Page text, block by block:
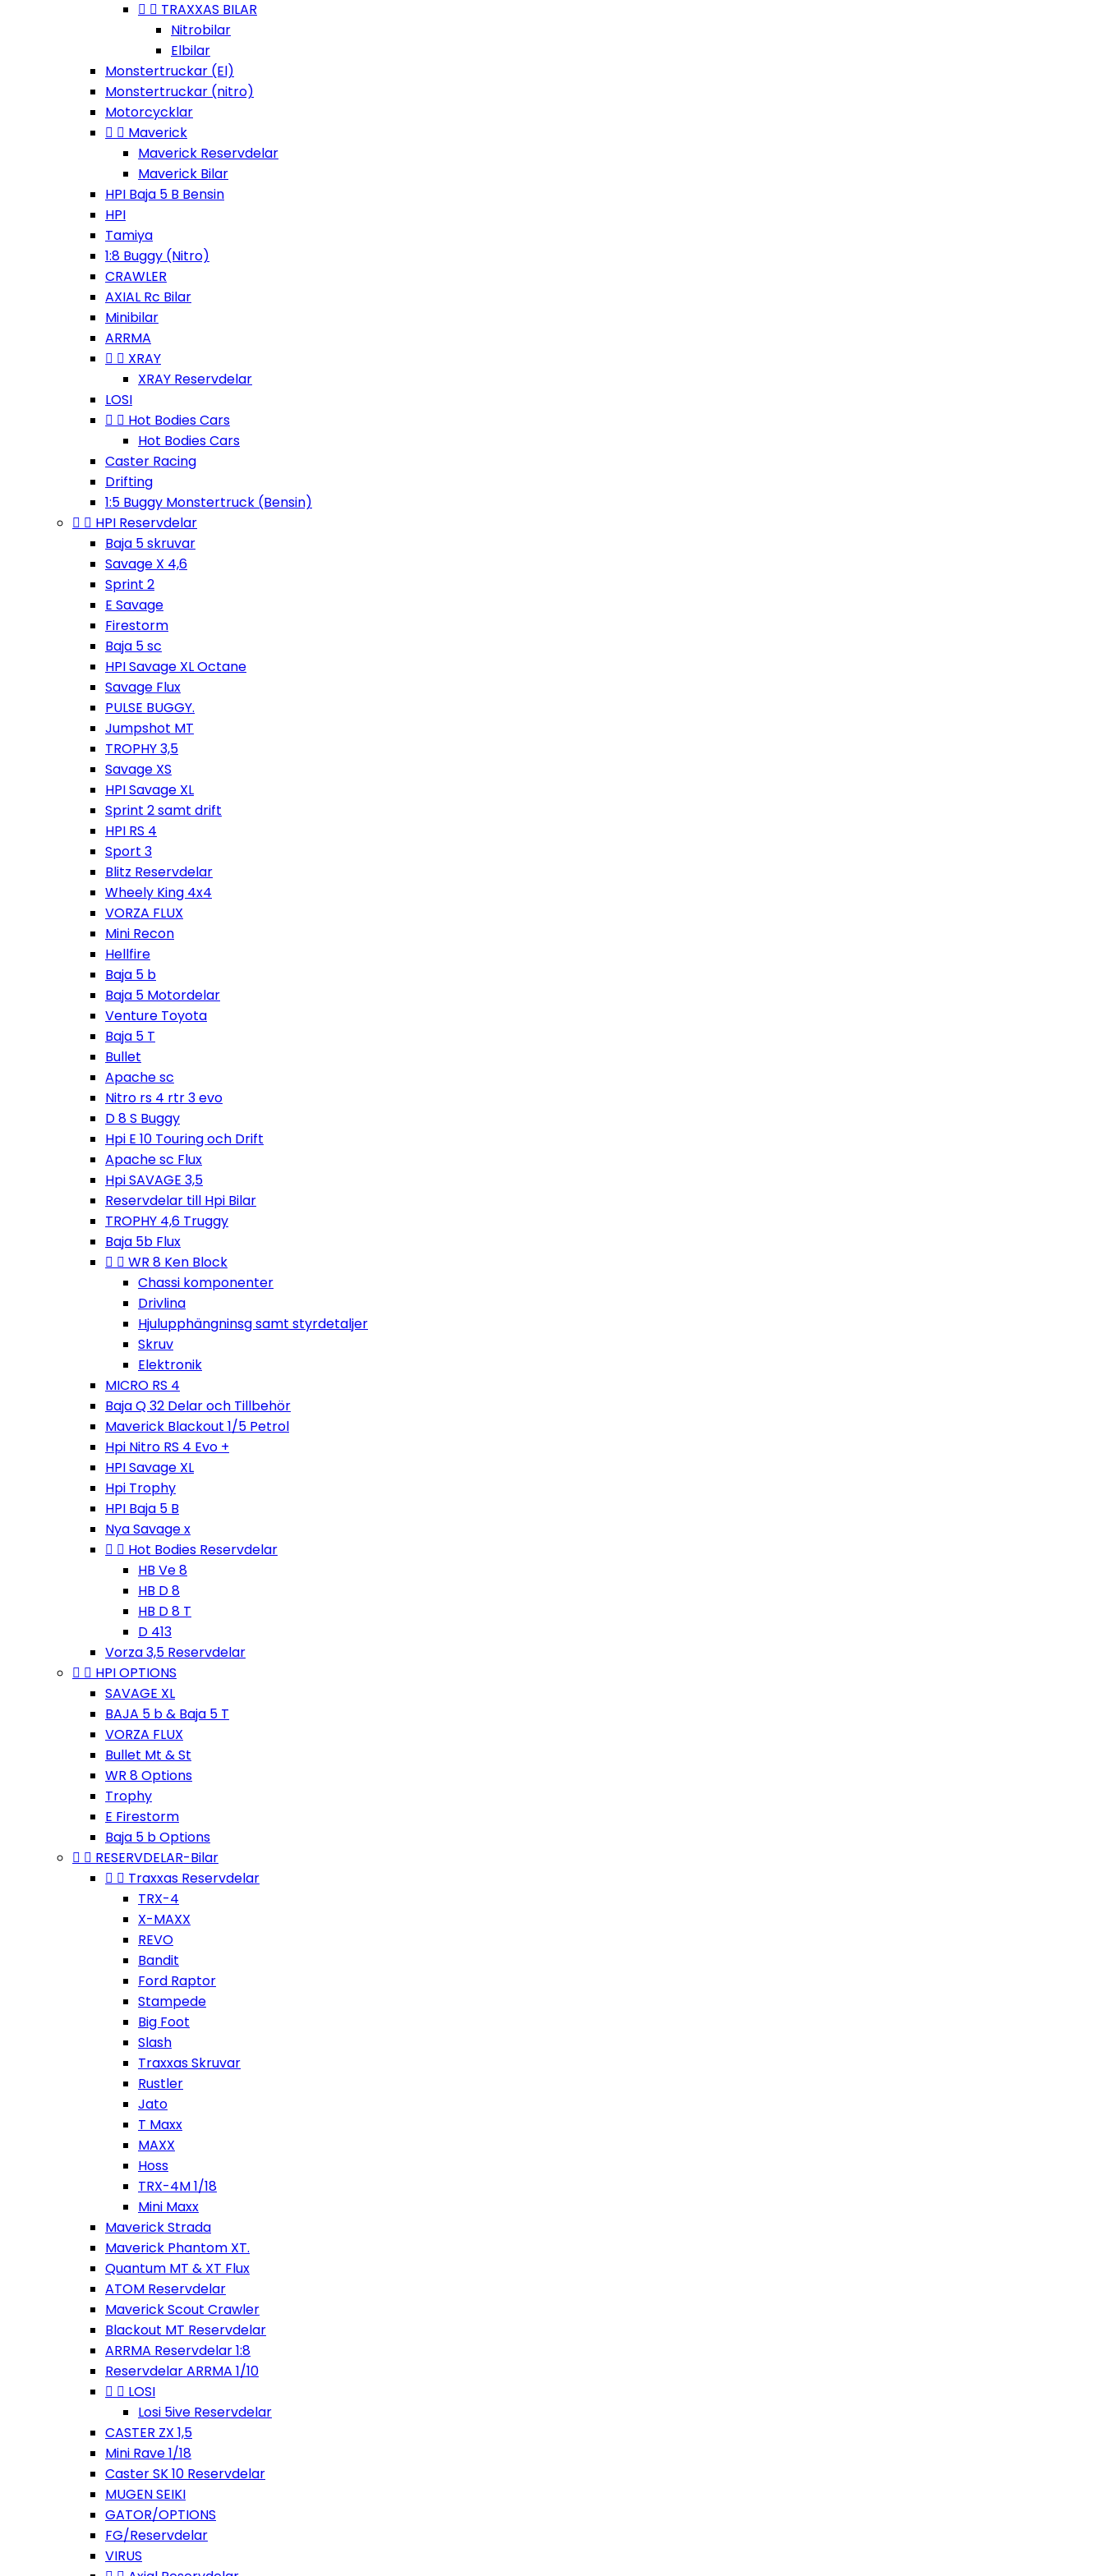
  TRAXXAS BILAR
Nitrobilar
Elbilar
Monstertruckar (El)
Monstertruckar (nitro)
Motorcycklar
  Maverick
Maverick Reservdelar
Maverick Bilar
HPI Baja 5 B Bensin
HPI
Tamiya
1:8 Buggy (Nitro)
CRAWLER
AXIAL Rc Bilar
Minibilar
ARRMA
  XRAY
XRAY Reservdelar
LOSI
  Hot Bodies Cars
Hot Bodies Cars
Caster Racing
Drifting
1:5 Buggy Monstertruck (Bensin)
  HPI Reservdelar
Baja 5 skruvar
Savage X 4,6
Sprint 2
E Savage
Firestorm
Baja 5 sc
HPI Savage XL Octane
Savage Flux
PULSE BUGGY.
Jumpshot MT
TROPHY 3,5
Savage XS
HPI Savage XL
Sprint 2 samt drift
HPI RS 4
Sport 3
Blitz Reservdelar
Wheely King 4x4
VORZA FLUX
Mini Recon
Hellfire
Baja 5 b
Baja 5 Motordelar
Venture Toyota
Baja 5 T
Bullet
Apache sc
Nitro rs 4 rtr 3 evo
D 8 S Buggy
Hpi E 10 Touring och Drift
Apache sc Flux
Hpi SAVAGE 3,5
Reservdelar till Hpi Bilar
TROPHY 4,6 Truggy
Baja 5b Flux
  WR 8 Ken Block
Chassi komponenter
Drivlina
Hjulupphängninsg samt styrdetaljer
Skruv
Elektronik
MICRO RS 4
Baja Q 32 Delar och Tillbehör
Maverick Blackout 1/5 Petrol
Hpi Nitro RS 4 Evo +
HPI Savage XL
Hpi Trophy
HPI Baja 5 B
Nya Savage x
  Hot Bodies Reservdelar
HB Ve 8
HB D 8
HB D 8 T
D 413
Vorza 3,5 Reservdelar
  HPI OPTIONS
SAVAGE XL
BAJA 5 b & Baja 5 T
VORZA FLUX
Bullet Mt & St
WR 8 Options
Trophy
E Firestorm
Baja 5 b Options
  RESERVDELAR-Bilar
  Traxxas Reservdelar
TRX-4
X-MAXX
REVO
Bandit
Ford Raptor
Stampede
Big Foot
Slash
Traxxas Skruvar
Rustler
Jato
T Maxx
MAXX
Hoss
TRX-4M 1/18
Mini Maxx
Maverick Strada
Maverick Phantom XT.
Quantum MT & XT Flux
ATOM Reservdelar
Maverick Scout Crawler
Blackout MT Reservdelar
ARRMA Reservdelar 1:8
Reservdelar ARRMA 1/10
  LOSI
Losi 5ive Reservdelar
CASTER ZX 1,5
Mini Rave 1/18
Caster SK 10 Reservdelar
MUGEN SEIKI
GATOR/OPTIONS
FG/Reservdelar
VIRUS